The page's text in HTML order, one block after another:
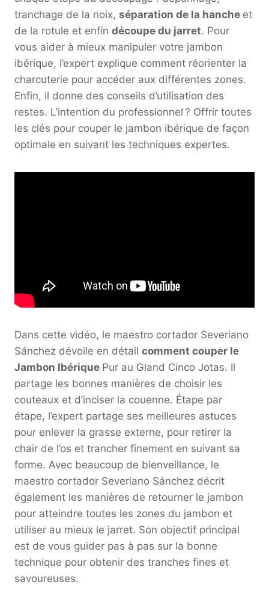
tranchage de la noix, séparation de la hanche et
de la rotule et enfin découpe du jarret. Pour
vous aider à mieux manipuler votre jambon
ibérique, l’expert explique comment réorienter la
charcuterie pour accéder aux différentes zones.
Enfin, il donne des conseils d’utilisation des
restes. L’intention du professionnel ? Offrir toutes
les clés pour couper le jambon ibérique de façon
optimale en suivant les techniques expertes.
Dans cette vidéo, le maestro cortador Severiano
Sánchez dévoile en détail comment couper le
Jambon Ibérique Pur au Gland Cinco Jotas. Il
partage les bonnes manières de choisir les
couteaux et d’inciser la couenne. Étape par
étape, l’expert partage ses meilleures astuces
pour enlever la grasse externe, pour retirer la
chair de l’os et trancher finement en suivant sa
forme. Avec beaucoup de bienveillance, le
maestro cortador Severiano Sánchez décrit
également les manières de retourner le jambon
pour atteindre toutes les zones du jambon et
utiliser au mieux le jarret. Son objectif principal
est de vous guider pas à pas sur la bonne
technique pour obtenir des tranches fines et
savoureuses.